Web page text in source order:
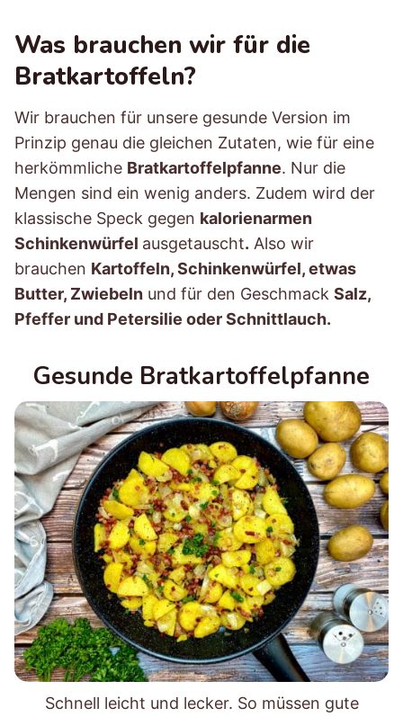
Was brauchen wir für die
Bratkartoffeln?
Wir brauchen für unsere gesunde Version im
Prinzip genau die gleichen Zutaten, wie für eine
herkömmliche Bratkartoffelpfanne. Nur die
Mengen sind ein wenig anders. Zudem wird der
klassische Speck gegen kalorienarmen
Schinkenwürfel ausgetauscht. Also wir
brauchen Kartoffeln, Schinkenwürfel, etwas
Butter, Zwiebeln und für den Geschmack Salz,
Pfeffer und Petersilie oder Schnittlauch.
Gesunde Bratkartoffelpfanne
Schnell leicht und lecker. So müssen gute